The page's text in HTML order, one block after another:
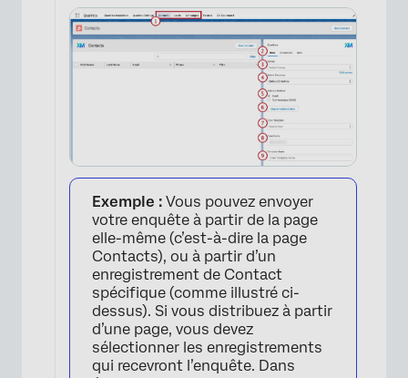
Exemple : Vous pouvez envoyer
votre enquête à partir de la page
elle-même (c’est-à-dire la page
Contacts), ou à partir d’un
enregistrement de Contact
spécifique (comme illustré ci-
dessus). Si vous distribuez à partir
d’une page, vous devez
sélectionner les enregistrements
qui recevront l’enquête. Dans